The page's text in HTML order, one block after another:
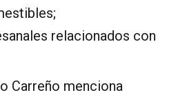
relacionados con
Carreño menciona